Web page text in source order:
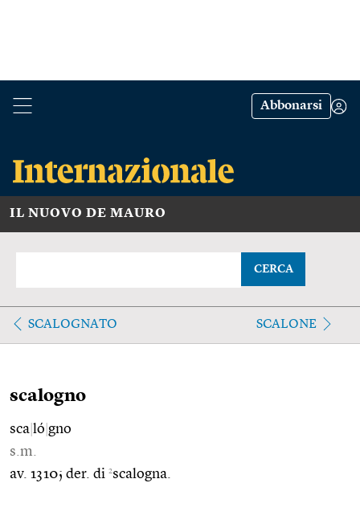
Abbonarsi
IL NUOVO DE MAURO
CERCA
SCALOGNATO SCALONE
scalogno
sca ló gno
s.m.
av. 1310; der. di 2scalogna.